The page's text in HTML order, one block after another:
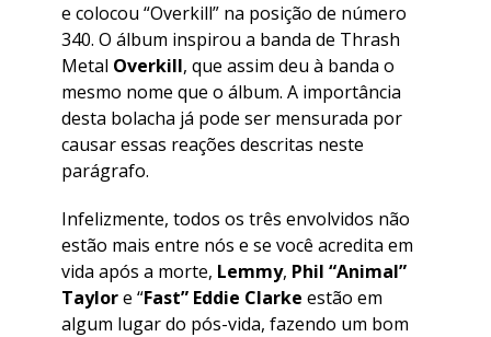
e colocou “Overkill” na posição de número
340. O álbum inspirou a banda de Thrash
Metal Overkill, que assim deu à banda o
mesmo nome que o álbum. A importância
desta bolacha já pode ser mensurada por
causar essas reações descritas neste
parágrafo.
Infelizmente, todos os três envolvidos não
estão mais entre nós e se você acredita em
vida após a morte, Lemmy, Phil “Animal”
Taylore “Fast” Eddie Clarke estão em
algum lugar do pós-vida, fazendo um bom